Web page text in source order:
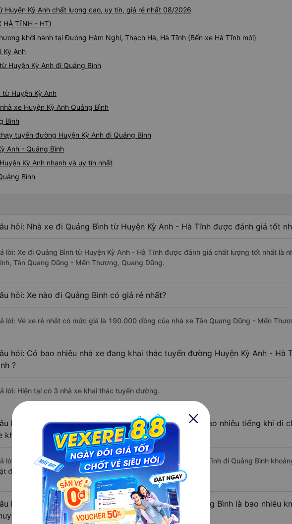
Huyện Kỳ Anh chất lượng cao, uy tín, giá rẻ nhất 08/2026
HÀ TĨNH - HT)
khởi hành tại Đường Hàm Nghi, Thạch Hà, Hà Tĩnh (Bến xe Hà Tĩnh mới)
Kỳ Anh
Huyện Kỳ Anh đi Quảng Bình
Huyện Kỳ Anh
xe Huyện Kỳ Anh Quảng Bình
Bình
tuyến đường Huyện Kỳ Anh đi Quảng Bình
Anh - Quảng Bình
Kỳ Anh nhanh và uy tín nhất
Bình
hỏi: Nhà xe đi Quảng Bình từ Huyện Kỳ Anh - Hà Tĩnh được đánh giá tốt
lời: Xe đi Quảng Bình từ Huyện Kỳ Anh - Hà Tĩnh được đánh giá chất lượng tốt nhất là
Tân Quang Dũng - Mến Thương, Quang Dũng.
hỏi: Xe nào đi Quảng Bình có giá rẻ nhất?
lời: Vé xe rẻ nhất có mức giá là 190.000 đồng của nhà xe Tân Quang Dũng - Mến
hỏi: Có bao nhiêu nhà xe đang khai thác tuyến đường Huyện Kỳ Anh - Hà
?
lời: Hiện tại có 3 nhà xe khai thác tuyến đường.
hỏi: Từ Huyện Kỳ Anh - Hà Tĩnh đi Quảng Bình mất bao nhiêu tiếng khi di
khách?
lời: Thời gian di chuyển bằng xe khách từ Huyện Kỳ Anh - Hà Tĩnh đi Quảng Bình
độ giao thông thuận lợi.
hỏi: Khoảng cách từ Huyện Kỳ Anh - Hà Tĩnh đi Quảng Bình là bao nhiêu
bằng xe khách?